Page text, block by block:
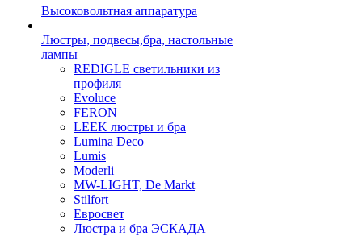
Высоковольтная аппаратура
Люстры, подвесы,бра, настольные
лампы
REDIGLE светильники из
профиля
Evoluce
FERON
LEEK люстры и бра
Lumina Deco
Lumis
Moderli
MW-LIGHT, De Markt
Stilfort
Евросвет
Люстра и бра ЭСКАДА